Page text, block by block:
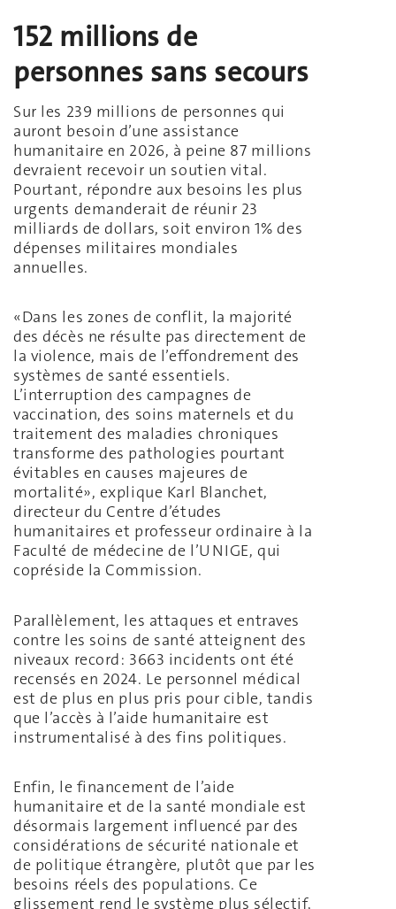
152 millions de
personnes sans secours
Sur les 239 millions de personnes qui
auront besoin d’une assistance
humanitaire en 2026, à peine 87 millions
devraient recevoir un soutien vital.
Pourtant, répondre aux besoins les plus
urgents demanderait de réunir 23
milliards de dollars, soit environ 1% des
dépenses militaires mondiales
annuelles.
«Dans les zones de conflit, la majorité
des décès ne résulte pas directement de
la violence, mais de l’effondrement des
systèmes de santé essentiels.
L’interruption des campagnes de
vaccination, des soins maternels et du
traitement des maladies chroniques
transforme des pathologies pourtant
évitables en causes majeures de
mortalité», explique Karl Blanchet,
directeur du Centre d’études
humanitaires et professeur ordinaire à la
Faculté de médecine de l’UNIGE, qui
copréside la Commission.
Parallèlement, les attaques et entraves
contre les soins de santé atteignent des
niveaux record: 3663 incidents ont été
recensés en 2024. Le personnel médical
est de plus en plus pris pour cible, tandis
que l’accès à l’aide humanitaire est
instrumentalisé à des fins politiques.
Enfin, le financement de l’aide
humanitaire et de la santé mondiale est
désormais largement influencé par des
considérations de sécurité nationale et
de politique étrangère, plutôt que par les
besoins réels des populations. Ce
glissement rend le système plus sélectif,